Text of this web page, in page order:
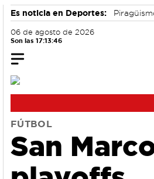
Es noticia en Deportes:
06 de agosto de 2026
Son las 17:13:47
FÚTBOL
San